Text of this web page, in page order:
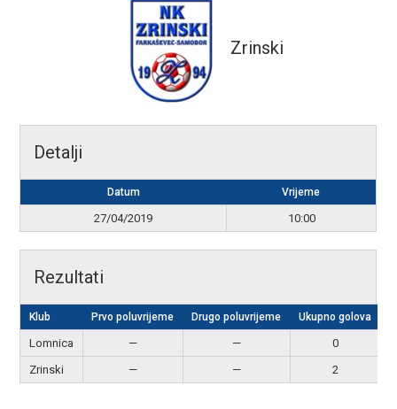
Zrinski
Detalji
Datum Vrijeme
27/04/2019 10:00
Rezultati
Klub Prvo poluvrijeme Drugo poluvrijeme Ukupno golova
Lomnica — — 0
Zrinski
— — 2